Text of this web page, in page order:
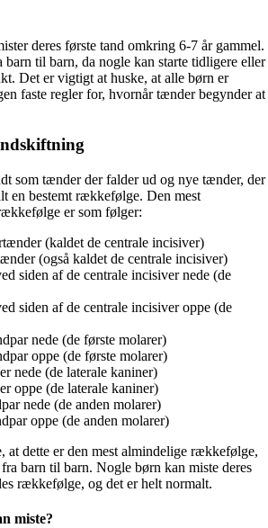
deres første tand omkring 6-7 år gammel.
til barn, da nogle kan starte tidligere eller
Det er vigtigt at huske, at alle børn er
faste regler for, hvornår tænder begynder at
som tænder der falder ud og nye tænder, der
en bestemt rækkefølge. Den mest
er som følger:
(kaldet de centrale incisiver)
(også kaldet de centrale incisiver)
siden af de centrale incisiver nede (de
siden af de centrale incisiver oppe (de
nede (de første molarer)
oppe (de første molarer)
nede (de laterale kaniner)
oppe (de laterale kaniner)
nede (de anden molarer)
oppe (de anden molarer)
dette er den mest almindelige rækkefølge,
barn til barn. Nogle børn kan miste deres
rækkefølge, og det er helt normalt.
miste?